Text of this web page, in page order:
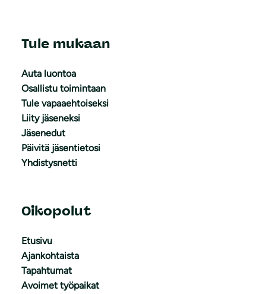
Tule mukaan
Auta luontoa
Osallistu toimintaan
Tule vapaaehtoiseksi
Liity jäseneksi
Jäsenedut
Päivitä jäsentietosi
Yhdistysnetti
Oikopolut
Etusivu
Ajankohtaista
Tapahtumat
Avoimet työpaikat